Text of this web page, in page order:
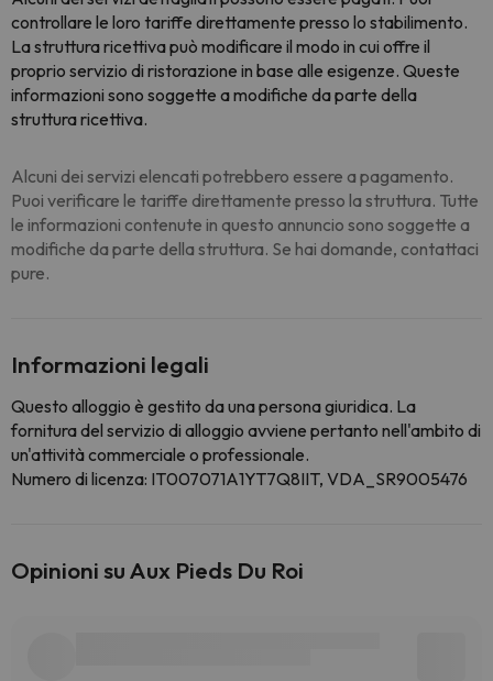
controllare le loro tariffe direttamente presso lo stabilimento.
La struttura ricettiva può modificare il modo in cui offre il
proprio servizio di ristorazione in base alle esigenze. Queste
informazioni sono soggette a modifiche da parte della
struttura ricettiva.
Alcuni dei servizi elencati potrebbero essere a pagamento.
Puoi verificare le tariffe direttamente presso la struttura. Tutte
le informazioni contenute in questo annuncio sono soggette a
modifiche da parte della struttura. Se hai domande, contattaci
pure.
Informazioni legali
Questo alloggio è gestito da una persona giuridica. La
fornitura del servizio di alloggio avviene pertanto nell'ambito di
un'attività commerciale o professionale.
Numero di licenza: IT007071A1YT7Q8IIT, VDA_SR9005476
Opinioni su Aux Pieds Du Roi